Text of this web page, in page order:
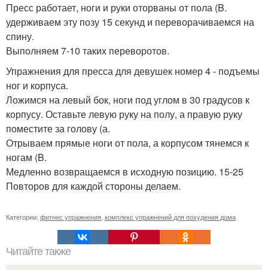
Пресс работает, ноги и руки оторваны от пола (B.
удерживаем эту позу 15 секунд и переворачиваемся на
спину.
Выполняем 7-10 таких переворотов.
Упражнения для пресса для девушек номер 4 - подъемы
ног и корпуса.
Ложимся на левый бок, ноги под углом в 30 градусов к
корпусу. Оставьте левую руку на полу, а правую руку
поместите за голову (а.
Отрываем прямые ноги от пола, а корпусом тянемся к
ногам (B.
Медленно возвращаемся в исходную позицию. 15-25
Повторов для каждой стороны делаем.
Категории: фитнес упражнения комплекс упражнений для похудения дома
Читайте также